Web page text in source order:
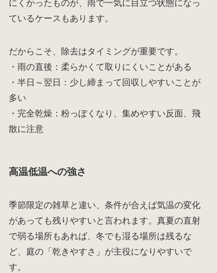
にくかったものが、雨で一気に目立つ状態になっ
ているケースもあります。
だからこそ、除去はタイミングが重要です。
・雨の直後：柔らかくて取りにくいことがある
・半日～翌日：少し締まって回収しやすいことが
多い
・完全乾燥：粉っぽくなり、集めやすい反面、飛
散に注意
高温低温への強さ
季節限定の雑草と違い、条件が合えば気温の変化
があっても残りやすいと言われます。真夏の直射
で弱る場所もあれば、冬でも湿る場所は残るな
ど、庭の「乾きやすさ」が主役になりやすいで
す。